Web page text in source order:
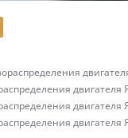
двигателя
двигателя
двигателя